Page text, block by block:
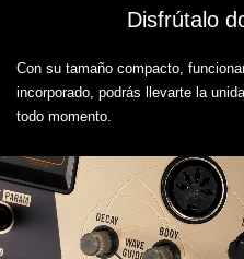
Disfrútalo
Con su tamaño compacto,
incorporado, podrás llevarte la
todo momento.